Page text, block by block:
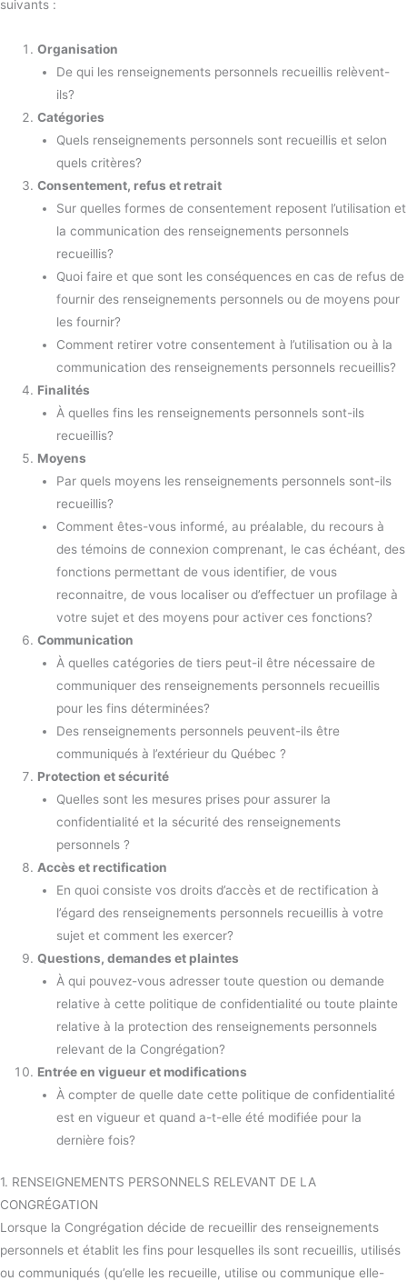
suivants :
Organisation
De qui les renseignements personnels recueillis relèvent-
ils?
Catégories
Quels renseignements personnels sont recueillis et selon
quels critères?
Consentement, refus et retrait
Sur quelles formes de consentement reposent l’utilisation et
la communication des renseignements personnels
recueillis?
Quoi faire et que sont les conséquences en cas de refus de
fournir des renseignements personnels ou de moyens pour
les fournir?
Comment retirer votre consentement à l’utilisation ou à la
communication des renseignements personnels recueillis?
Finalités
À quelles fins les renseignements personnels sont-ils
recueillis?
Moyens
Par quels moyens les renseignements personnels sont-ils
recueillis?
Comment êtes-vous informé, au préalable, du recours à
des témoins de connexion comprenant, le cas échéant, des
fonctions permettant de vous identifier, de vous
reconnaitre, de vous localiser ou d’effectuer un profilage à
votre sujet et des moyens pour activer ces fonctions?
Communication
À quelles catégories de tiers peut-il être nécessaire de
communiquer des renseignements personnels recueillis
pour les fins déterminées?
Des renseignements personnels peuvent-ils être
communiqués à l’extérieur du Québec ?
Protection et sécurité
Quelles sont les mesures prises pour assurer la
confidentialité et la sécurité des renseignements
personnels ?
Accès et rectification
En quoi consiste vos droits d’accès et de rectification à
l’égard des renseignements personnels recueillis à votre
sujet et comment les exercer?
Questions, demandes et plaintes
À qui pouvez-vous adresser toute question ou demande
relative à cette politique de confidentialité ou toute plainte
relative à la protection des renseignements personnels
relevant de la Congrégation?
Entrée en vigueur et modifications
À compter de quelle date cette politique de confidentialité
est en vigueur et quand a-t-elle été modifiée pour la
dernière fois?
1. RENSEIGNEMENTS PERSONNELS RELEVANT DE LA
CONGRÉGATION
Lorsque la Congrégation décide de recueillir des renseignements
personnels et établit les fins pour lesquelles ils sont recueillis, utilisés
ou communiqués (qu’elle les recueille, utilise ou communique elle-